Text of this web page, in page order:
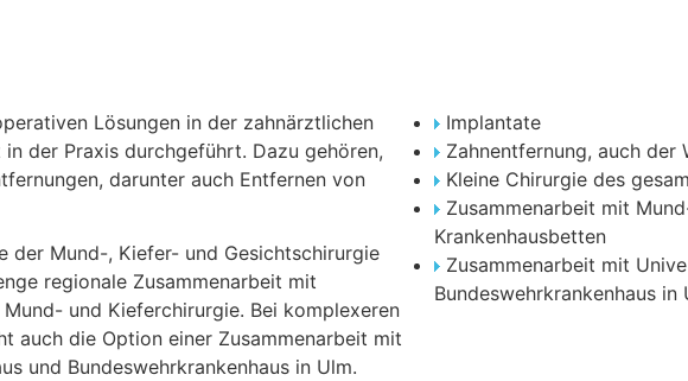
Lösungen in der zahnärztlichen
der Praxis durchgeführt. Dazu gehören,
darunter auch Entfernen von
der Mund-, Kiefer- und Gesichtschirurgie
regionale Zusammenarbeit mit
und Kieferchirurgie. Bei komplexeren
auch die Option einer Zusammenarbeit mit
und Bundeswehrkrankenhaus in Ulm.
Implantate
Zahnentfernung, auch der
Kleine Chirurgie des
Zusammenarbeit mit
Krankenhausbetten
Zusammenarbeit mit
Bundeswehrkrankenhaus in